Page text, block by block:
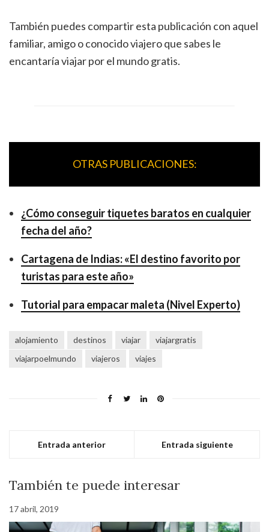
También puedes compartir esta publicación con aquel
familiar, amigo o conocido viajero que sabes le
encantaría viajar por el mundo gratis.
OTRAS PUBLICACIONES:
¿Cómo conseguir tiquetes baratos en cualquier
fecha del año?
Cartagena de Indias: «El destino favorito por
turistas para este año»
Tutorial para empacar maleta (Nivel Experto)
alojamiento destinos viajar
viajargratis
viajarpoelmundo
viajeros viajes
Entrada anterior Entrada siguiente
También te puede interesar
17 abril, 2019